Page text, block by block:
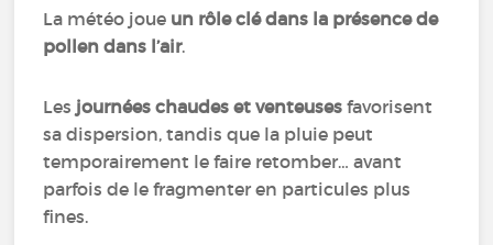
La météo joue un rôle clé dans la présence de
pollen dans l’air.
Les journées chaudes et venteuses favorisent
sa dispersion, tandis que la pluie peut
temporairement le faire retomber… avant
parfois de le fragmenter en particules plus
fines.